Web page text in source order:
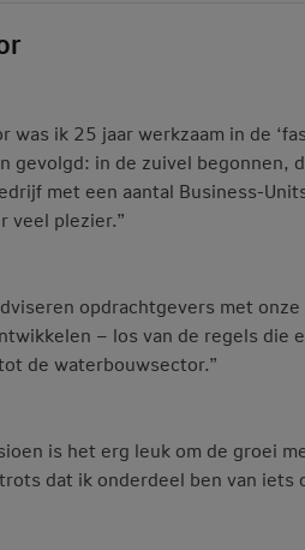
was ik 25 jaar werkzaam in de
gevolgd: in de zuivel begonnen,
met een aantal Business-
veel plezier.”
opdrachtgevers met
– los van de regels die
de waterbouwsector.”
is het erg leuk om de groei
dat ik onderdeel ben van iets